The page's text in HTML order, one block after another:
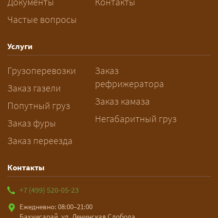
— Заранее: только оформление
рабочих дней. Оставьте заявку
заблаговременно — логист
рассчитает маршрут и запустит
подготовку документов.
Частые вопросы
Услуги
Грузоперевозки
Заказ газели
Попутный груз
Заказ фуры
Заказ переезда
Заказ
рефрижератора
Заказ камаза
Негабаритный груз
Контакты
+7 (499) 520-05-23
Ежедневно: 08:00–21:00